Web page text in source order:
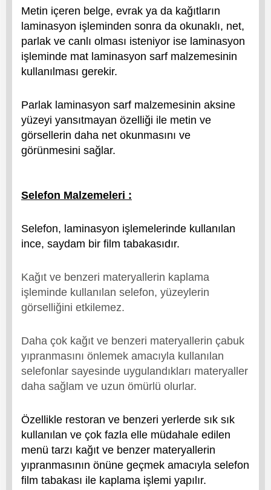
Metin içeren belge, evrak ya da kağıtların
laminasyon işleminden sonra da okunaklı, net,
parlak ve canlı olması isteniyor ise laminasyon
işleminde mat laminasyon sarf malzemesinin
kullanılması gerekir.
Parlak laminasyon sarf malzemesinin aksine
yüzeyi yansıtmayan özelliği ile metin ve
görsellerin daha net okunmasını ve
görünmesini sağlar.
Selefon Malzemeleri :
Selefon, laminasyon işlemelerinde kullanılan
ince, saydam bir film tabakasıdır.
Kağıt ve benzeri materyallerin kaplama
işleminde kullanılan selefon, yüzeylerin
görselliğini etkilemez.
Daha çok kağıt ve benzeri materyallerin çabuk
yıpranmasını önlemek amacıyla kullanılan
selefonlar sayesinde uygulandıkları materyaller
daha sağlam ve uzun ömürlü olurlar.
Özellikle restoran ve benzeri yerlerde sık sık
kullanılan ve çok fazla elle müdahale edilen
menü tarzı kağıt ve benzer materyallerin
yıpranmasının önüne geçmek amacıyla selefon
film tabakası ile kaplama işlemi yapılır.